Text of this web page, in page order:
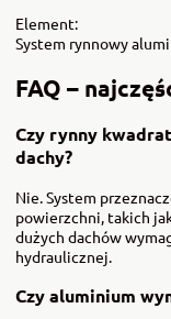
Element:
System rynnowy
FAQ –
Czy rynny
dachy?
Nie. System
powierzchni, takich
dużych dachów
hydraulicznej.
Czy aluminium